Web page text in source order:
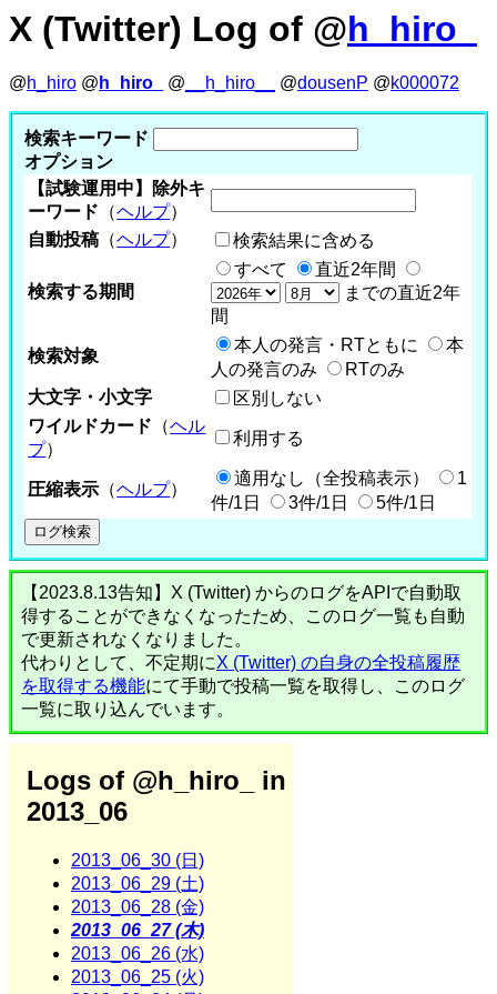
X (Twitter) Log of @h_hiro_
@h_hiro @ h_hiro_ @ __h_hiro__ @dousenP @k000072
検索キーワード
オプション
【試験運用中】除外キ
ーワード （ヘルプ）
自動投稿 （ヘルプ） 検索結果に含める
検索する期間
すべて
直近2年間
までの直近2年
間
検索対象
本人の発言・RTともに
本
人の発言のみ
RTのみ
大文字・小文字
区別しない
ワイルドカード （ヘル
プ）
利用する
圧縮表示 （ヘルプ）
適用なし（全投稿表示）
1
件/1日
3件/1日 5件/1日
【2023.8.13告知】X (Twitter) からのログをAPIで自動取
得することができなくなったため、このログ一覧も自動
で更新されなくなりました。
代わりとして、不定期にX (Twitter) の自身の全投稿履歴
を取得する機能にて手動で投稿一覧を取得し、このログ
一覧に取り込んでいます。
Logs of @h_hiro_ in
2013_06
2013_06_30 (日)
2013_06_29 (土)
2013_06_28 (金)
2013_06_27 (木)
2013_06_26 (水)
2013_06_25 (火)